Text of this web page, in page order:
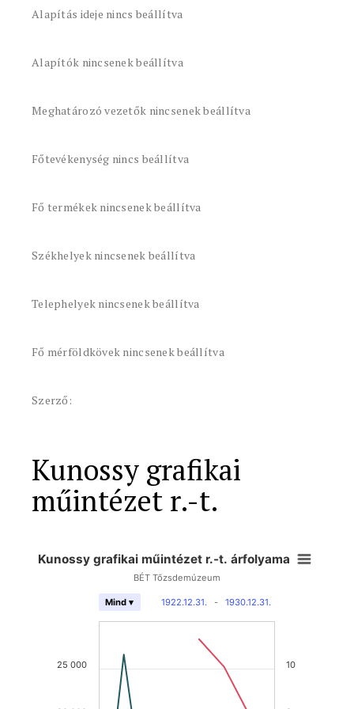
Alapítás ideje nincs beállítva
Alapítók nincsenek beállítva
Meghatározó vezetők nincsenek beállítva
Főtevékenység nincs beállítva
Fő termékek nincsenek beállítva
Székhelyek nincsenek beállítva
Telephelyek nincsenek beállítva
Fő mérföldkövek nincsenek beállítva
Szerző:
Kunossy grafikai
műintézet r.-t.
Kunossy grafikai műintézet r.-t. árfolyama
BÉT Tőzsdemúzeum
1922.12.31. - 1930.12.31.
Mind ▾
25 000 10